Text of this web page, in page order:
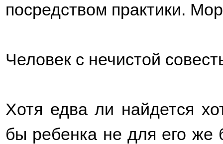
посредством практики.
Человек с нечистой
Хотя едва ли найдется
бы ребенка не для его же